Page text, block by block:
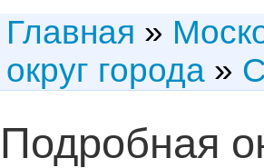
Главная »
округ города »
Подробная